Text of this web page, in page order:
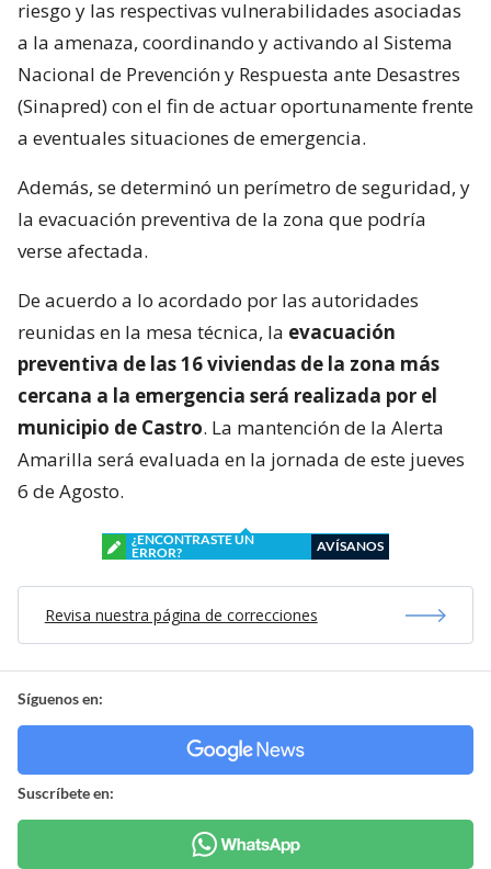
riesgo y las respectivas vulnerabilidades asociadas
a la amenaza, coordinando y activando al Sistema
Nacional de Prevención y Respuesta ante Desastres
(Sinapred) con el fin de actuar oportunamente frente
a eventuales situaciones de emergencia.
Además, se determinó un perímetro de seguridad, y
la evacuación preventiva de la zona que podría
verse afectada.
De acuerdo a lo acordado por las autoridades
reunidas en la mesa técnica, la evacuación
preventiva de las 16 viviendas de la zona más
cercana a la emergencia será realizada por el
municipio de Castro. La mantención de la Alerta
Amarilla será evaluada en la jornada de este jueves
6 de Agosto.
¿ENCONTRASTE UN
ERROR?
AVÍSANOS
Revisa nuestra página de correcciones
Síguenos en:
Suscríbete en: